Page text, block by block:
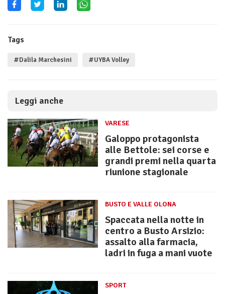
Tags
#Dalila Marchesini #UYBA Volley
Leggi anche
VARESE
Galoppo protagonista
alle Bettole: sei corse e
grandi premi nella quarta
riunione stagionale
BUSTO E VALLE OLONA
Spaccata nella notte in
centro a Busto Arsizio:
assalto alla farmacia,
ladri in fuga a mani vuote
SPORT